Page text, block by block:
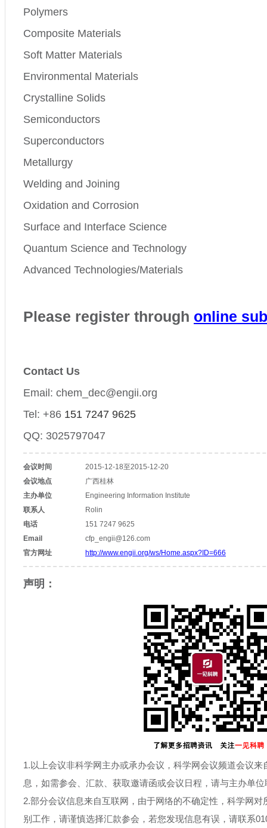
Polymers
Composite Materials
Soft Matter Materials
Environmental Materials
Crystalline Solids
Semiconductors
Superconductors
Metallurgy
Welding and Joining
Oxidation and Corrosion
Surface and Interface Science
Quantum Science and Technology
Advanced Technologies/Materials
Please register through online
Contact Us
Email: chem_dec@engii.org
Tel: +86 151 7247 9625
QQ: 3025797047
会议时间
2015-12-18至2015-12-20
会议地点
广西桂林
主办单位
Engineering Information Institute
联系人
Rolin
电话
151 7247 9625
Email
cfp_engii@126.com
官方网址
http://www.engii.org/ws/Home.aspx?ID=666
声明：
1.以上会议非科学网主办或承办会议，科学网会议频道会议
息，如需参会、汇款、获取邀请函或会议日程，请与主办单位
2.部分会议信息来自互联网，由于网络的不确定性，科学网
别工作，请谨慎选择汇款参会，若您发现信息有误，请联系